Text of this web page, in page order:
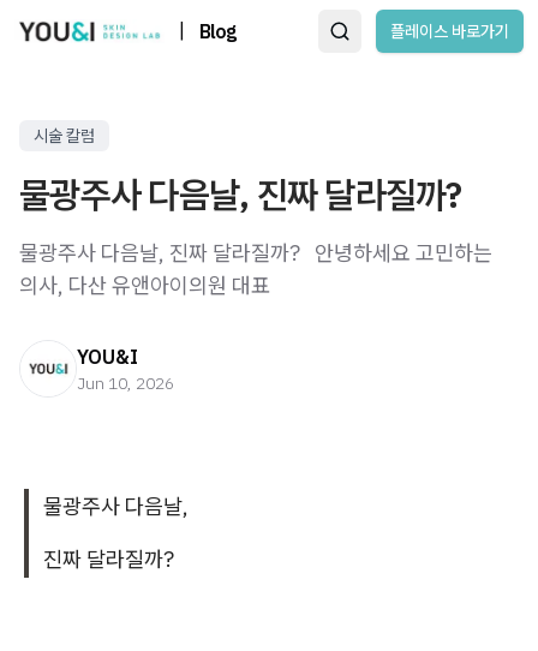
Blog 플레이스 바로가기
시술 칼럼
물광주사 다음날, 진짜 달라질까?
물광주사 다음날, 진짜 달라질까? ​ ​ 안녕하세요 고민하는
의사, 다산 유앤아이의원 대표
YOU&I
Jun 10, 2026
물광주사 다음날,
진짜 달라질까?